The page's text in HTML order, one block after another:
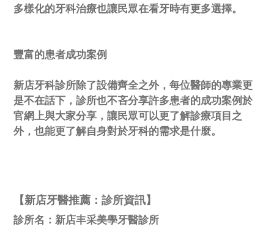
多樣化的牙科治療也讓民眾在看牙時有更多選擇。
豐富的患者成功案例
新店牙科診所除了設備齊全之外，每位醫師的專業更
是不在話下，診所也不吝分享許多患者的成功案例於
官網上與大家分享，讓民眾可以更了解診療項目之
外，也能更了解自身對於牙科的需求是什麼。
【新店牙醫推薦：診所資訊】
診所名：新店丰采美學牙醫診所